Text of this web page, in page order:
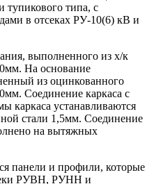
тупикового типа, с
в отсеках РУ-10(6) кВ и
выполненного из х/к
На основание
из оцинкованного
Соединение каркаса с
каркаса устанавливаются
стали 1,5мм. Соединение
на вытяжных
панели и профили, которые
РУВН, РУНН и